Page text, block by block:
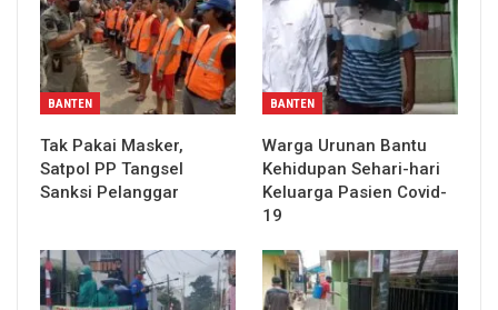
BANTEN
Tak Pakai Masker,
Satpol PP Tangsel
Sanksi Pelanggar
BANTEN
Warga Urunan Bantu
Kehidupan Sehari-hari
Keluarga Pasien Covid-
19